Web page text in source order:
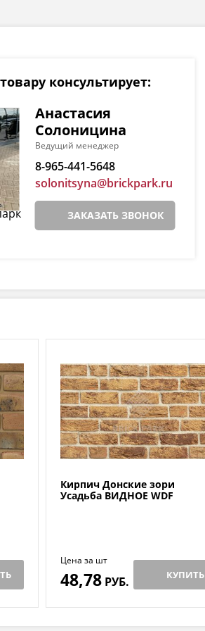
консультирует:
Анастасия
Солоницина
Ведущий менеджер
8-965-441-5648
solonitsyna@brickpark.ru
ЗАКАЗАТЬ ЗВОНОК
Кирпич Донские зори
Усадьба ВИДНОЕ WDF
Цена за шт
48,78 РУБ. КУПИТЬ